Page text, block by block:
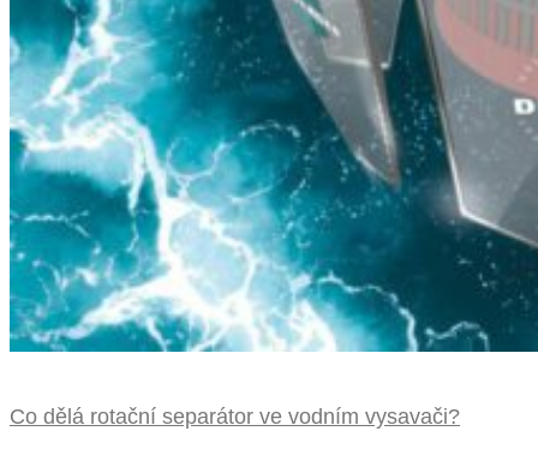
Co dělá rotační separátor ve vodním vysavači?